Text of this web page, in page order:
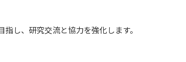
し、研究交流と協力を強化します。